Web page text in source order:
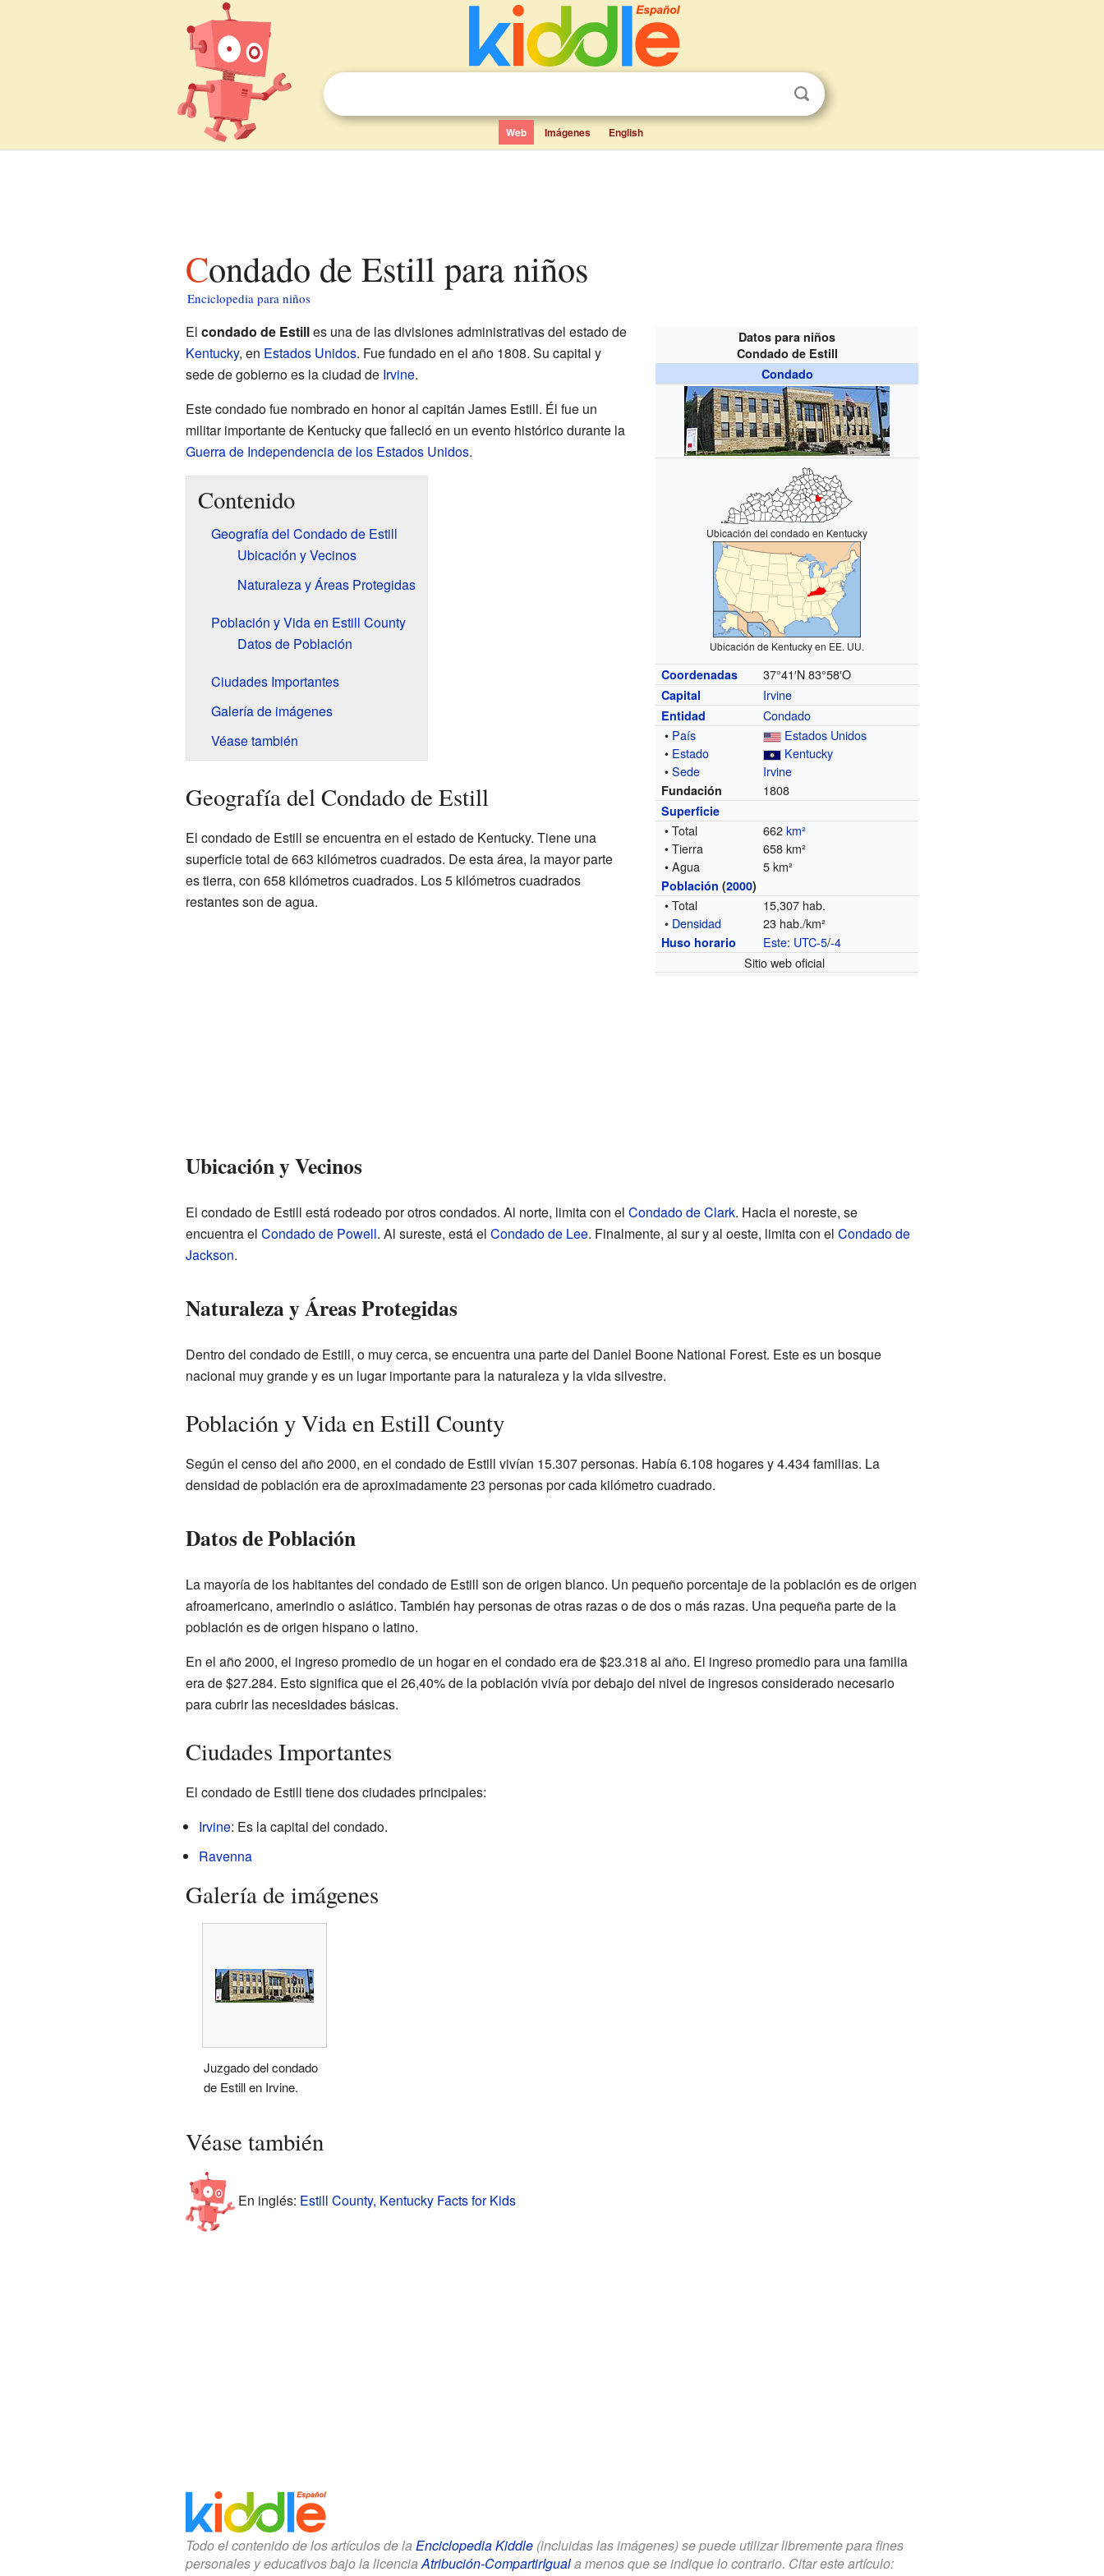
Web Imágenes English
Condado de Estill para niños
Enciclopedia para niños
Datos para niños
Condado de Estill
Condado
Ubicación del condado en Kentucky
Ubicación de Kentucky en EE. UU.
Coordenadas 37°41′N 83°58′O
Capital Irvine
Entidad
Condado
• País
Estados Unidos
• Estado
Kentucky
•Sede Irvine
Fundación 1808
Superficie
• Total 662km²
• Tierra
658 km²
• Agua
5 km²
Población (2000)
• Total
15,307 hab.
• Densidad 23 hab./km²
Huso horario Este: UTC-5/-4
Sitio web oficial
El condado de Estilles una de las divisiones administrativas del estado de
Kentucky, en Estados Unidos. Fue fundado en el año 1808. Su capital y
sede de gobierno es la ciudad de Irvine.
Este condado fue nombrado en honor al capitán James Estill. Él fue un
militar importante de Kentucky que falleció en un evento histórico durante la
Guerra de Independencia de los Estados Unidos.
Contenido
Geografía del Condado de Estill
Ubicación y Vecinos
Naturaleza y Áreas Protegidas
Población y Vida en Estill County
Datos de Población
Ciudades Importantes
Galería de imágenes
Véase también
Geografía del Condado de Estill
El condado de Estill se encuentra en el estado de Kentucky. Tiene una
superficie total de 663 kilómetros cuadrados. De esta área, la mayor parte
es tierra, con 658 kilómetros cuadrados. Los 5 kilómetros cuadrados
restantes son de agua.
Ubicación y Vecinos
El condado de Estill está rodeado por otros condados. Al norte, limita con el Condado de Clark. Hacia el noreste, se
encuentra el Condado de Powell. Al sureste, está el Condado de Lee. Finalmente, al sur y al oeste, limita con el Condado de
Jackson.
Naturaleza y Áreas Protegidas
Dentro del condado de Estill, o muy cerca, se encuentra una parte del Daniel Boone National Forest. Este es un bosque
nacional muy grande y es un lugar importante para la naturaleza y la vida silvestre.
Población y Vida en Estill County
Según el censo del año 2000, en el condado de Estill vivían 15.307 personas. Había 6.108 hogares y 4.434 familias. La
densidad de población era de aproximadamente 23 personas por cada kilómetro cuadrado.
Datos de Población
La mayoría de los habitantes del condado de Estill son de origen blanco. Un pequeño porcentaje de la población es de origen
afroamericano, amerindio o asiático. También hay personas de otras razas o de dos o más razas. Una pequeña parte de la
población es de origen hispano o latino.
En el año 2000, el ingreso promedio de un hogar en el condado era de $23.318 al año. El ingreso promedio para una familia
era de $27.284. Esto significa que el 26,40% de la población vivía por debajo del nivel de ingresos considerado necesario
para cubrir las necesidades básicas.
Ciudades Importantes
El condado de Estill tiene dos ciudades principales:
Irvine: Es la capital del condado.
Ravenna
Galería de imágenes
Juzgado del condado
de Estill en Irvine.
Véase también
En inglés: Estill County, Kentucky Facts for Kids
Todo el contenido de los artículos de la Enciclopedia Kiddle(incluidas las imágenes) se puede utilizar libremente para fines
personales y educativos bajo la licencia Atribución-CompartirIguala menos que se indique lo contrario. Citar este artículo: